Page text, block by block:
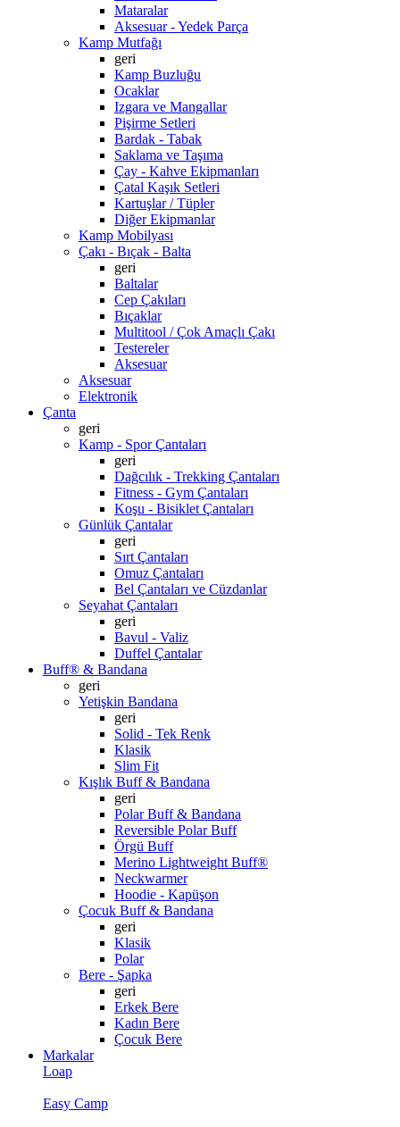
Mataralar
Aksesuar - Yedek Parça
Kamp Mutfağı
geri
Kamp Buzluğu
Ocaklar
Izgara ve Mangallar
Pişirme Setleri
Bardak - Tabak
Saklama ve Taşıma
Çay - Kahve Ekipmanları
Çatal Kaşık Setleri
Kartuşlar / Tüpler
Diğer Ekipmanlar
Kamp Mobilyası
Çakı - Bıçak - Balta
geri
Baltalar
Cep Çakıları
Bıçaklar
Multitool / Çok Amaçlı Çakı
Testereler
Aksesuar
Aksesuar
Elektronik
Çanta
geri
Kamp - Spor Çantaları
geri
Dağcılık - Trekking Çantaları
Fitness - Gym Çantaları
Koşu - Bisiklet Çantaları
Günlük Çantalar
geri
Sırt Çantaları
Omuz Çantaları
Bel Çantaları ve Cüzdanlar
Seyahat Çantaları
geri
Bavul - Valiz
Duffel Çantalar
Buff® & Bandana
geri
Yetişkin Bandana
geri
Solid - Tek Renk
Klasik
Slim Fit
Kışlık Buff & Bandana
geri
Polar Buff & Bandana
Reversible Polar Buff
Örgü Buff
Merino Lightweight Buff®
Neckwarmer
Hoodie - Kapüşon
Çocuk Buff & Bandana
geri
Klasik
Polar
Bere - Şapka
geri
Erkek Bere
Kadın Bere
Çocuk Bere
Markalar
Loap
Easy Camp